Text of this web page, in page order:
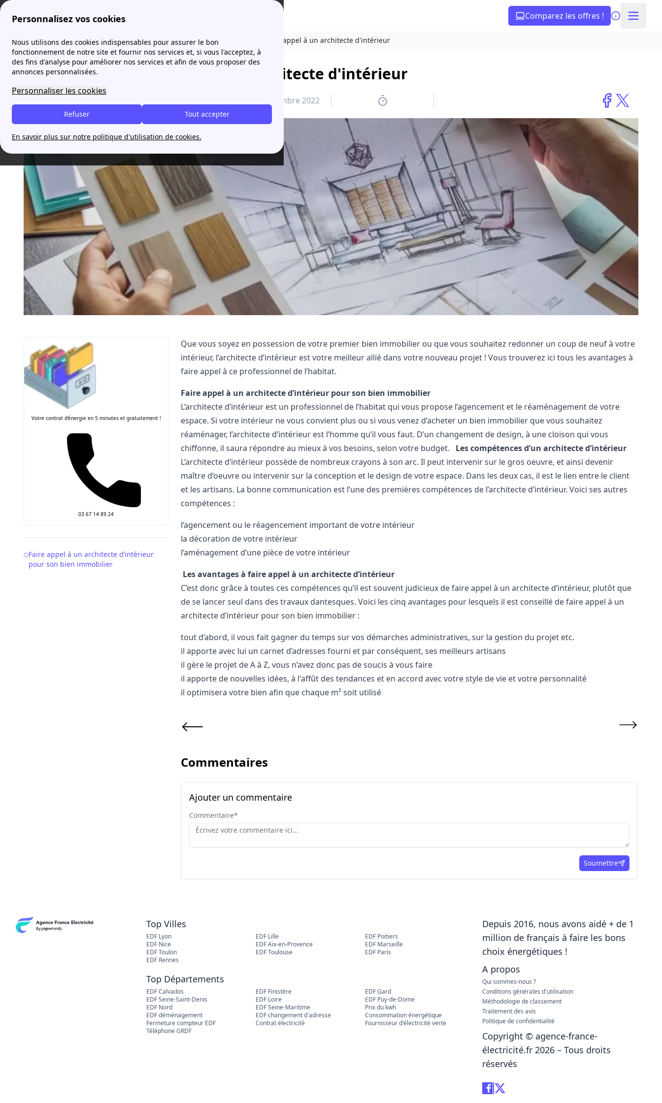
Personnalisez vos cookies
Nous utilisons des cookies indispensables pour assurer le bon
fonctionnement de notre site et fournir nos services et, si vous l'acceptez, à
des fins d'analyse pour améliorer nos services et afin de vous proposer des
annonces personnalisées.
Personnaliser les cookies
Tout accepter
Refuser
En savoir plus sur notre politique d'utilisation de cookies.
Comparez les offres !
Agence France Électricité actualites 5 avantages à faire appel à un architecte d'intérieur
5 avantages à faire appel à un architecte d'intérieur
8 septembre 2022
Votre contrat d'énergie en 5 minutes et gratuitement !
03 67 14 89 24
Table of Contents
Faire appel à un architecte d’intérieur
pour son bien immobilier
Que vous soyez en possession de votre premier bien immobilier ou que vous souhaitez redonner un coup de neuf à votre
intérieur, l’architecte d’intérieur est votre meilleur allié dans votre nouveau projet ! Vous trouverez ici tous les avantages à
faire appel à ce professionnel de l’habitat.
Faire appel à un architecte d’intérieur pour son bien immobilier
L’architecte d’intérieur est un professionnel de l’habitat qui vous propose l’agencement et le réaménagement de votre
espace. Si votre intérieur ne vous convient plus ou si vous venez d’acheter un bien immobilier que vous souhaitez
réaménager, l’architecte d’intérieur est l’homme qu’il vous faut. D’un changement de design, à une cloison qui vous
chiffonne, il saura répondre au mieux à vos besoins, selon votre budget.
Les compétences d’un architecte d’intérieur
L’architecte d’intérieur possède de nombreux crayons à son arc. Il peut intervenir sur le gros oeuvre, et ainsi devenir
maître d’oeuvre ou intervenir sur la conception et le design de votre espace. Dans les deux cas, il est le lien entre le client
et les artisans. La bonne communication est l’une des premières compétences de l’architecte d’intérieur. Voici ses autres
compétences :
l’agencement ou le réagencement important de votre intérieur
la décoration de votre intérieur
l’aménagement d’une pièce de votre intérieur
Les avantages à faire appel à un architecte d’intérieur
C’est donc grâce à toutes ces compétences qu’il est souvent judicieux de faire appel à un architecte d’intérieur, plutôt que
de se lancer seul dans des travaux dantesques. Voici les cinq avantages pour lesquels il est conseillé de faire appel à un
architecte d’intérieur pour son bien immobilier :
tout d’abord, il vous fait gagner du temps sur vos démarches administratives, sur la gestion du projet etc.
il apporte avec lui un carnet d’adresses fourni et par conséquent, ses meilleurs artisans
il gère le projet de A à Z, vous n’avez donc pas de soucis à vous faire
il apporte de nouvelles idées, à l'affût des tendances et en accord avec votre style de vie et votre personnalité
il optimisera votre bien afin que chaque m² soit utilisé
Commentaires
Ajouter un commentaire
Commentaire*
Soumettre
Top Villes
EDF Lyon EDF Lille
EDF Poitiers
EDF Nice
EDF Aix-en-Provence
EDF Marseille
EDF Toulon
EDF Toulouse
EDF Paris
EDF Rennes
Top Départements
EDF Calvados EDF Finistère
EDF Gard
EDF Seine-Saint-Denis
EDF Loire
EDF Puy-de-Dome
EDF Nord
EDF Seine-Maritime
Prix du kwh
EDF déménagement
EDF changement d'adresse
Consommation énergétique
Fermeture compteur EDF
Contrat électricité
Fournisseur d'électricité verte
Téléphone GRDF
Depuis 2016, nous avons aidé + de 1
million de français à faire les bons
choix énergétiques !
A propos
Qui sommes-nous ?
Conditions générales d'utilisation
Méthodologie de classement
Traitement des avis
Politique de confidentialité
Copyright © agence-france-
électricité.fr 2026 – Tous droits
réservés